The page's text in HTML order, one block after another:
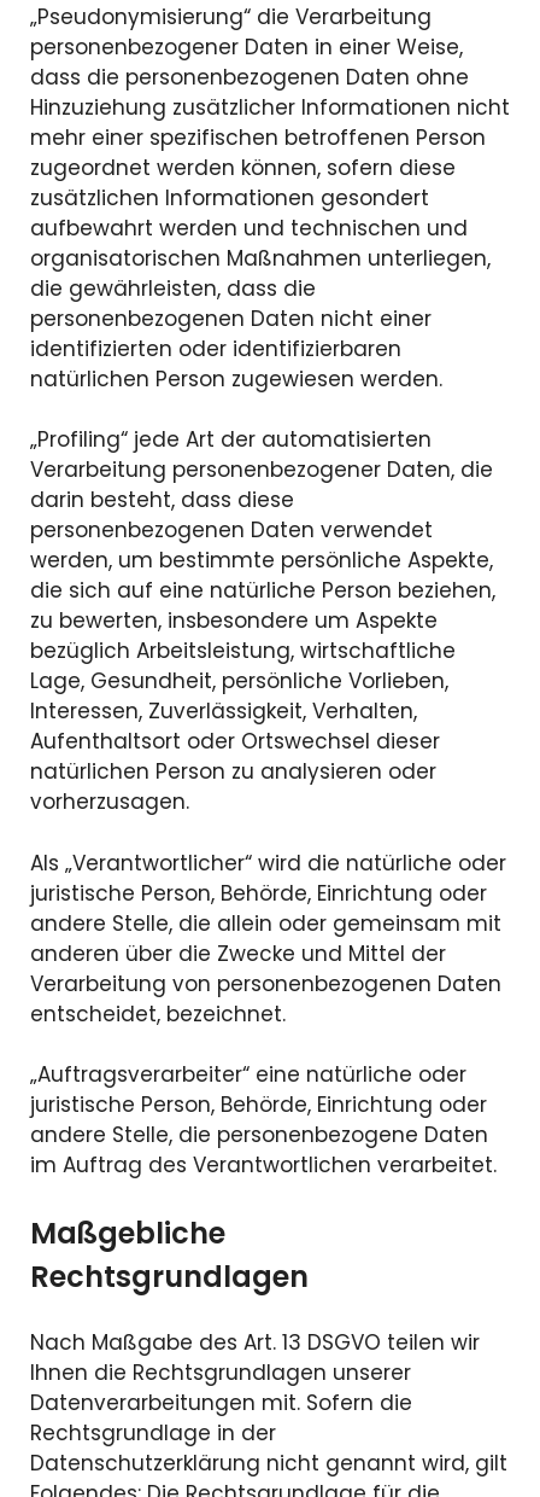
„Pseudonymisierung“ die Verarbeitung
personenbezogener Daten in einer Weise,
dass die personenbezogenen Daten ohne
Hinzuziehung zusätzlicher Informationen nicht
mehr einer spezifischen betroffenen Person
zugeordnet werden können, sofern diese
zusätzlichen Informationen gesondert
aufbewahrt werden und technischen und
organisatorischen Maßnahmen unterliegen,
die gewährleisten, dass die
personenbezogenen Daten nicht einer
identifizierten oder identifizierbaren
natürlichen Person zugewiesen werden.
„Profiling“ jede Art der automatisierten
Verarbeitung personenbezogener Daten, die
darin besteht, dass diese
personenbezogenen Daten verwendet
werden, um bestimmte persönliche Aspekte,
die sich auf eine natürliche Person beziehen,
zu bewerten, insbesondere um Aspekte
bezüglich Arbeitsleistung, wirtschaftliche
Lage, Gesundheit, persönliche Vorlieben,
Interessen, Zuverlässigkeit, Verhalten,
Aufenthaltsort oder Ortswechsel dieser
natürlichen Person zu analysieren oder
vorherzusagen.
Als „Verantwortlicher“ wird die natürliche oder
juristische Person, Behörde, Einrichtung oder
andere Stelle, die allein oder gemeinsam mit
anderen über die Zwecke und Mittel der
Verarbeitung von personenbezogenen Daten
entscheidet, bezeichnet.
„Auftragsverarbeiter“ eine natürliche oder
juristische Person, Behörde, Einrichtung oder
andere Stelle, die personenbezogene Daten
im Auftrag des Verantwortlichen verarbeitet.
Maßgebliche
Rechtsgrundlagen
Nach Maßgabe des Art. 13 DSGVO teilen wir
Ihnen die Rechtsgrundlagen unserer
Datenverarbeitungen mit. Sofern die
Rechtsgrundlage in der
Datenschutzerklärung nicht genannt wird, gilt